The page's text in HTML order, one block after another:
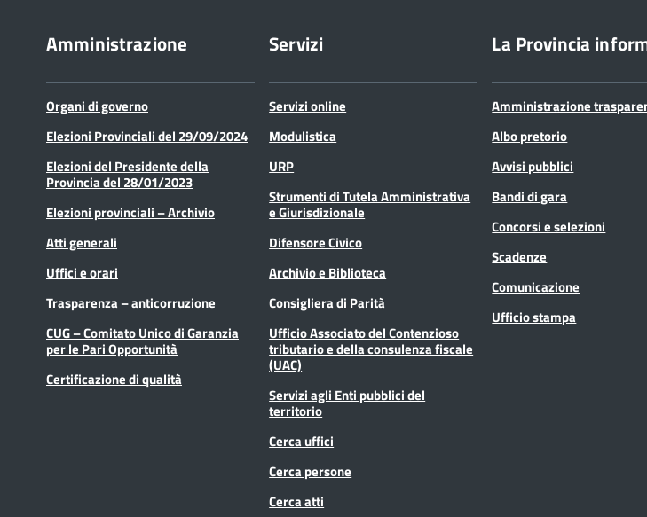
Amministrazione
Organi di governo
Elezioni Provinciali del 29/09/2024
Elezioni del Presidente della
Provincia del 28/01/2023
Elezioni provinciali – Archivio
Atti generali
Uffici e orari
Trasparenza – anticorruzione
CUG – Comitato Unico di Garanzia
per le Pari Opportunità
Certificazione di qualità
Servizi
Servizi online
Modulistica
URP
Strumenti di Tutela Amministrativa
e Giurisdizionale
Difensore Civico
Archivio e Biblioteca
Consigliera di Parità
Ufficio Associato del Contenzioso
tributario e della consulenza fiscale
(UAC)
Servizi agli Enti pubblici del
territorio
Cerca uffici
Cerca persone
Cerca atti
La Provincia
Amministrazione
Albo pretorio
Avvisi pubblici
Bandi di gara
Concorsi e selezioni
Scadenze
Comunicazione
Ufficio stampa